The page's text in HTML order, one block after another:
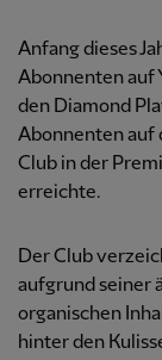
Anfang dieses
Abonnenten auf
den Diamond
Abonnenten auf
Club in der
erreichte.
Der Club
aufgrund seiner
organischen
hinter den